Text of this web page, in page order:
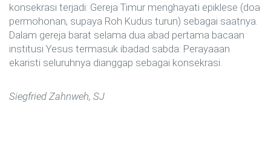
konsekrasi terjadi: Gereja Timur menghayati epiklese (doa
permohonan, supaya Roh Kudus turun) sebagai saatnya.
Dalam gereja barat selama dua abad pertama bacaan
institusi Yesus termasuk ibadad sabda: Perayaaan
ekaristi seluruhnya dianggap sebagai konsekrasi.
Siegfried Zahnweh, SJ